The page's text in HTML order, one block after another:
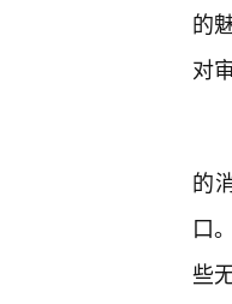
的
对
的
口
些